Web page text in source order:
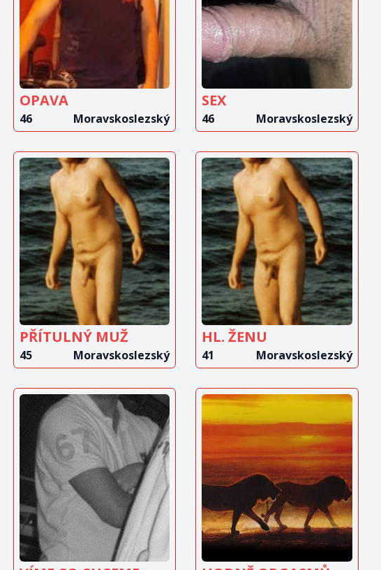
INZERÁT
OPAVA
46 Moravskoslezský
INZERÁT
SEX
46 Moravskoslezský
ZOBRAZIT
INZERÁT
PŘÍTULNÝ MUŽ
45 Moravskoslezský
ZOBRAZIT
INZERÁT
HL. ŽENU
41 Moravskoslezský
ZOBRAZIT
INZERÁT
ZOBRAZIT
INZERÁT